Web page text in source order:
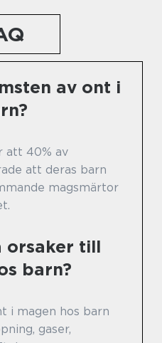
av ont i
att 40% av
att deras barn
magsmärtor
orsaker till
barn?
i magen hos barn
gaser,